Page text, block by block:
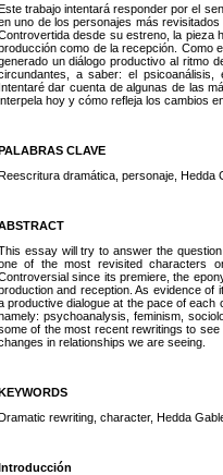
trabajo intentará responder por el
uno de los personajes más
desde su estreno, la pieza
como de la recepción. Como
un diálogo productivo al ritmo
a saber: el psicoanálisis,
Intentaré dar cuenta de algunas de las
hoy y cómo refleja los cambios
CLAVE
dramática, personaje, Hedda
essay will try to answer the
of the most revisited characters
since its premiere, the
and reception. As evidence of
productive dialogue at the pace of
psychoanalysis, feminism,
of the most recent rewritings to
in relationships we are seeing.
rewriting, character, Hedda